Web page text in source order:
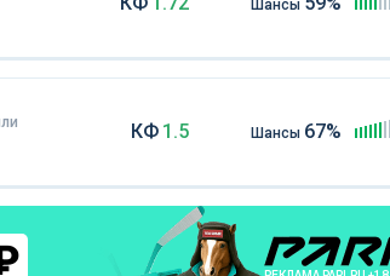
Шансы
КФ 1.5 Шансы 67%